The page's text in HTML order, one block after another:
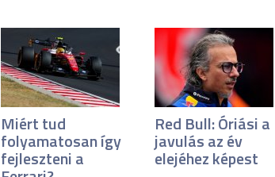
Miért tud
folyamatosan így
fejleszteni a
Red Bull: Óriási a
javulás az év
elejéhez képest